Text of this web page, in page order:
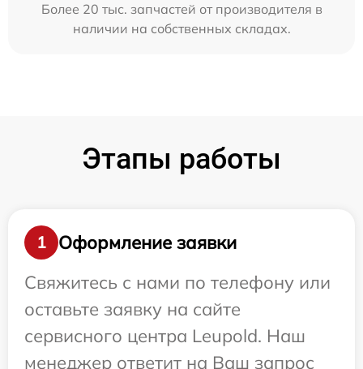
Более 20 тыс. запчастей от производителя в
наличии на собственных складах.
Этапы работы
1
Оформление заявки
Свяжитесь с нами по телефону или
оставьте заявку на сайте
сервисного центра Leupold. Наш
менеджер ответит на Ваш запрос